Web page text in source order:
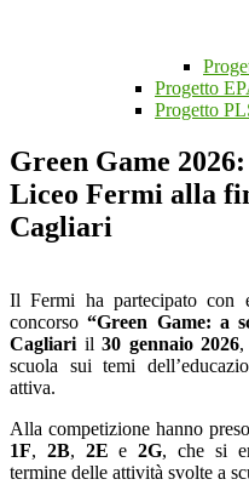
Progetto
Progetto
Green Game
Liceo Fermi alla
Cagliari
Il Fermi ha partecipato con
concorso“Green Game: a
Cagliari il30 gennaio 2026,
scuola sui temi
attiva.
Alla competizione hanno
1F, 2B, 2E e2G, che si
termine delle attività svolte a